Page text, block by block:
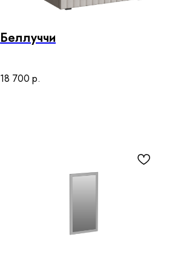
Беллуччи
18 700 р.